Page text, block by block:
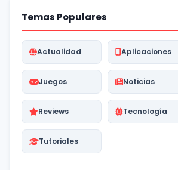
Temas Populares
Actualidad Aplicaciones
Juegos Noticias
Reviews Tecnología
Tutoriales